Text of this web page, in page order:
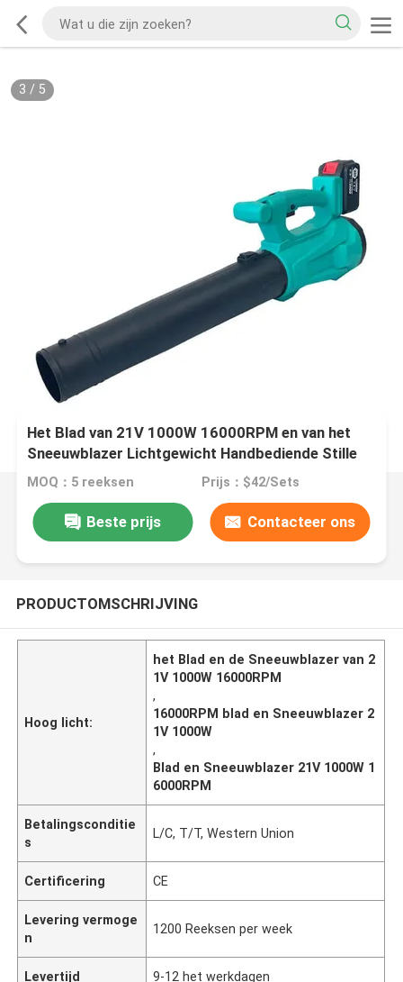
3 / 5
Het Blad van 21V 1000W 16000RPM en van het
Sneeuwblazer Lichtgewicht Handbediende Stille
Elektrische Blad Draadloze Ventilator
MOQ：5 reeksen Prijs：$42/Sets
Beste prijs Contacteer ons
PRODUCTOMSCHRIJVING
Hoog licht:
het Blad en de Sneeuwblazer van 2
1V 1000W 16000RPM
,
16000RPM blad en Sneeuwblazer 2
1V 1000W
,
Blad en Sneeuwblazer 21V 1000W 1
6000RPM
Betalingsconditie
s
L/C, T/T, Western Union
Certificering CE
Levering vermoge
n
1200 Reeksen per week
Levertijd 9-12 het werkdagen